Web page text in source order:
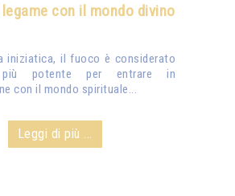
con il mondo divino
iniziatica, il fuoco è considerato
potente per entrare in
con il mondo spirituale...
Leggi di più ...